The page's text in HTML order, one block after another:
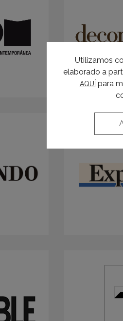
Utilizamos
elaborado a
AQUÍ para